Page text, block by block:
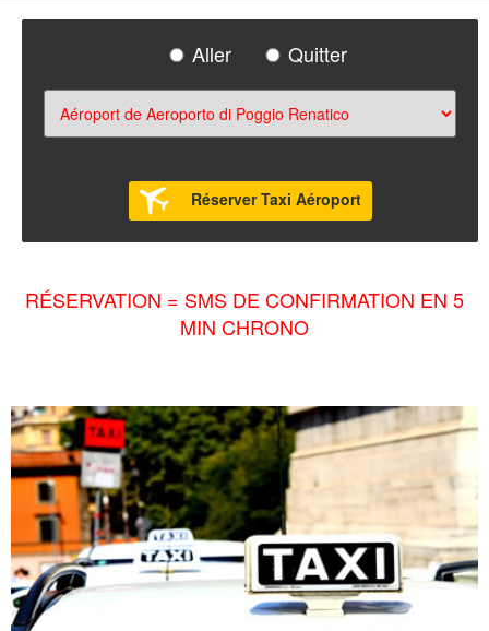
Aller Quitter
Réserver Taxi Aéroport
RÉSERVATION = SMS DE CONFIRMATION EN 5
MIN CHRONO